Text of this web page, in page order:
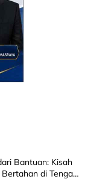
Bantuan: Kisah
di Tengah